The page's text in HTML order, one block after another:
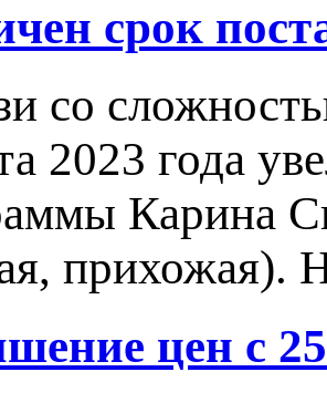
срок
со
2023 года
Карина
прихожая).
цен с